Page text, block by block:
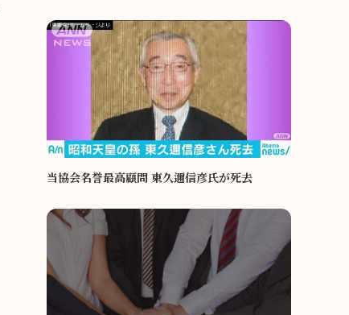
当協会名誉最高顧問 東久邇信彦氏が死去